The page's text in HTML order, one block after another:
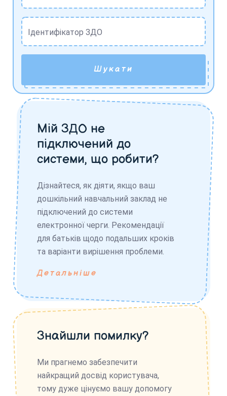
Ідентифікатор ЗДО
Шукати
Мій ЗДО не
підключений до
системи, що робити?
Дізнайтеся, як діяти, якщо ваш
дошкільний навчальний заклад не
підключений до системи
електронної черги. Рекомендації
для батьків щодо подальших кроків
та варіанти вирішення проблеми.
Детальніше
Знайшли помилку?
Ми прагнемо забезпечити
найкращий досвід користувача,
тому дуже цінуємо вашу допомогу